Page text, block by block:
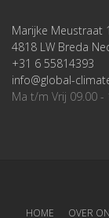
Marijke Meustraat
4818 LW Breda
+31 6 55814393
info@global-
Ma t/m Vrij 09.00 -
HOME OVER